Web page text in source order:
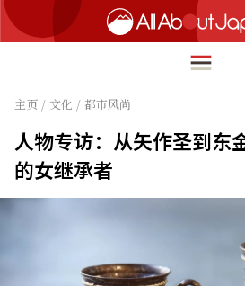
HOME
主页 / 文化 / 都市风尚
人物专访：从矢作圣到东
的女继承者